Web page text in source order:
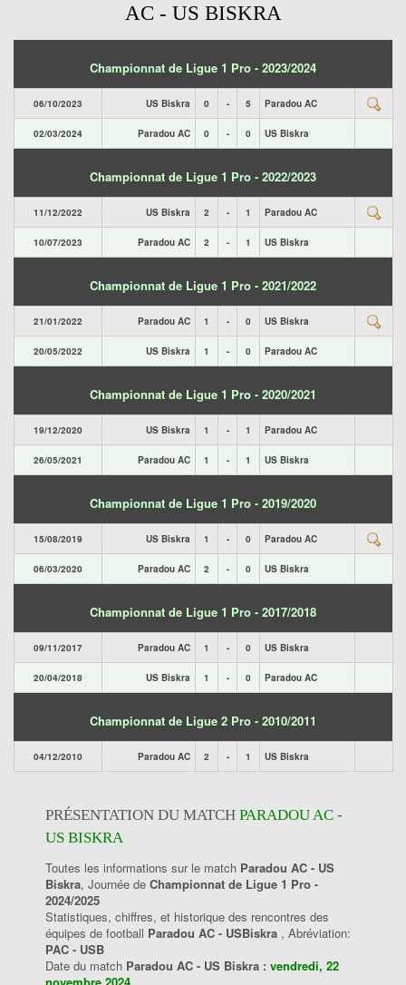
AC - US BISKRA
Championnat de Ligue 1 Pro - 2023/2024
06/10/2023 US Biskra 0 - 5 Paradou AC
02/03/2024 Paradou AC 0 - 0 US Biskra
Championnat de Ligue 1 Pro - 2022/2023
11/12/2022 US Biskra 2 - 1 Paradou AC
10/07/2023 Paradou AC 2 - 1 US Biskra
Championnat de Ligue 1 Pro - 2021/2022
21/01/2022 Paradou AC 1 - 0 US Biskra
20/05/2022 US Biskra 1 - 0 Paradou AC
Championnat de Ligue 1 Pro - 2020/2021
19/12/2020 US Biskra 1 - 1 Paradou AC
26/05/2021 Paradou AC 1 - 1 US Biskra
Championnat de Ligue 1 Pro - 2019/2020
15/08/2019 US Biskra 1 - 0 Paradou AC
06/03/2020 Paradou AC 2 - 0 US Biskra
Championnat de Ligue 1 Pro - 2017/2018
09/11/2017 Paradou AC 1 - 0 US Biskra
20/04/2018 US Biskra 1 - 0 Paradou AC
Championnat de Ligue 2 Pro - 2010/2011
04/12/2010 Paradou AC 2 - 1 US Biskra
PRÉSENTATION DU MATCH PARADOU AC -
US BISKRA
Toutes les informations sur le match Paradou AC - US
Biskra, Journée de Championnat de Ligue 1 Pro -
2024/2025
Statistiques, chiffres, et historique des rencontres des
équipes de football Paradou AC - USBiskra , Abréviation:
PAC - USB
Date du match Paradou AC - US Biskra : vendredi, 22